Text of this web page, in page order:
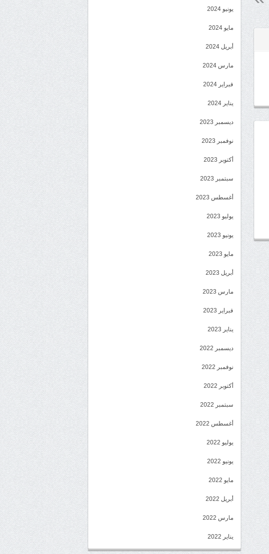
يونيو 2024
مايو 2024
أبريل 2024
مارس 2024
فبراير 2024
يناير 2024
ديسمبر 2023
نوفمبر 2023
أكتوبر 2023
سبتمبر 2023
أغسطس 2023
يوليو 2023
يونيو 2023
مايو 2023
أبريل 2023
مارس 2023
فبراير 2023
يناير 2023
ديسمبر 2022
نوفمبر 2022
أكتوبر 2022
سبتمبر 2022
أغسطس 2022
يوليو 2022
يونيو 2022
مايو 2022
أبريل 2022
مارس 2022
يناير 2022